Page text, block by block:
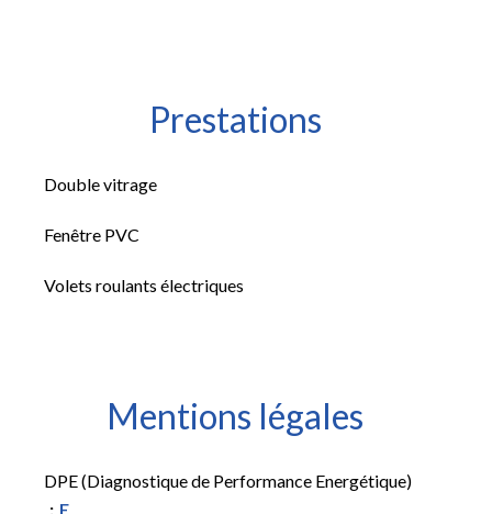
Prestations
Double vitrage
Fenêtre PVC
Volets roulants électriques
Mentions légales
DPE (Diagnostique de Performance Energétique)
E